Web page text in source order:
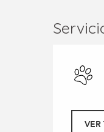
VER